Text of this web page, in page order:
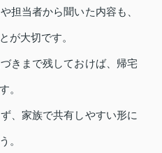
担当者から聞いた内容も、
が大切です。
きまで残しておけば、帰宅
。
、家族で共有しやすい形に
。